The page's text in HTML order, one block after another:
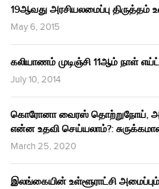
19ஆவது அரசியலமைப்பு
May 6, 2015
கலியாணம் முடிஞ்சி 11ஆம் நாள்
July 10, 2014
கொரோனா வைரஸ் தொற்றுநோய்,
என்ன உதவி செய்யலாம்?:
March 25, 2020
இலங்கையின் உள்ளூராட்சி